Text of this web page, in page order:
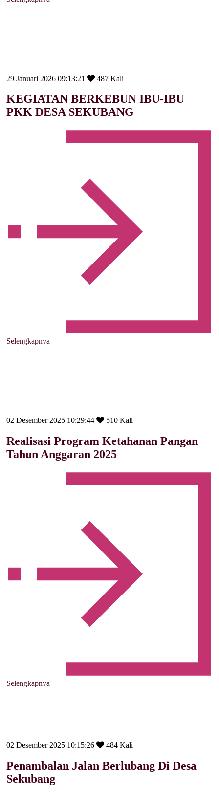
29 Januari 2026 09:13:21 487 Kali
KEGIATAN BERKEBUN IBU-IBU
PKK DESA SEKUBANG
Selengkapnya
02 Desember 2025 10:29:44 510 Kali
Realisasi Program Ketahanan Pangan
Tahun Anggaran 2025
Selengkapnya
02 Desember 2025 10:15:26 484 Kali
Penambalan Jalan Berlubang Di Desa
Sekubang